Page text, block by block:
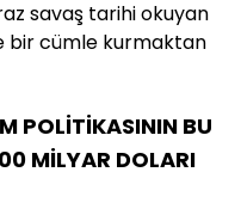
savaş tarihi okuyan
bir cümle kurmaktan
POLİTİKASININ BU
MİLYAR DOLARI